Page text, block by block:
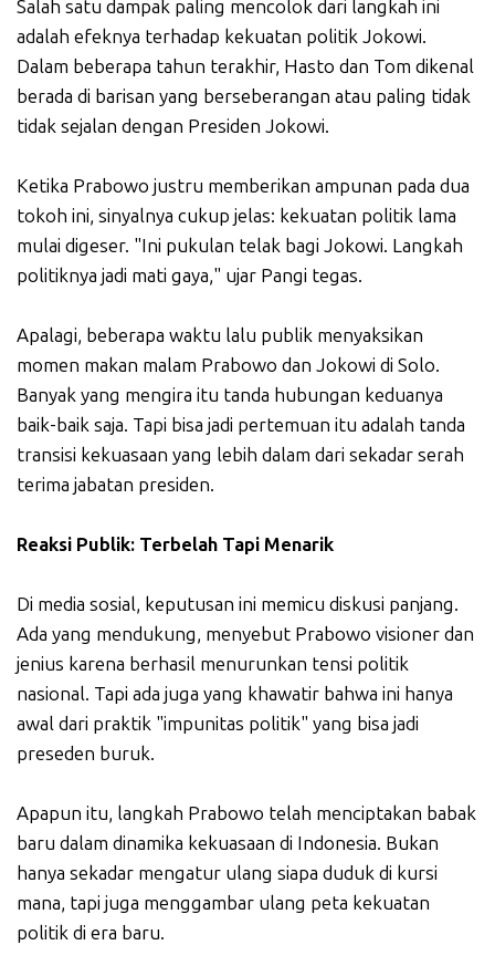
Salah satu dampak paling mencolok dari langkah ini
adalah efeknya terhadap kekuatan politik Jokowi.
Dalam beberapa tahun terakhir, Hasto dan Tom dikenal
berada di barisan yang berseberangan atau paling tidak
tidak sejalan dengan Presiden Jokowi.
Ketika Prabowo justru memberikan ampunan pada dua
tokoh ini, sinyalnya cukup jelas: kekuatan politik lama
mulai digeser. "Ini pukulan telak bagi Jokowi. Langkah
politiknya jadi mati gaya," ujar Pangi tegas.
Apalagi, beberapa waktu lalu publik menyaksikan
momen makan malam Prabowo dan Jokowi di Solo.
Banyak yang mengira itu tanda hubungan keduanya
baik-baik saja. Tapi bisa jadi pertemuan itu adalah tanda
transisi kekuasaan yang lebih dalam dari sekadar serah
terima jabatan presiden.
Reaksi Publik: Terbelah Tapi Menarik
Di media sosial, keputusan ini memicu diskusi panjang.
Ada yang mendukung, menyebut Prabowo visioner dan
jenius karena berhasil menurunkan tensi politik
nasional. Tapi ada juga yang khawatir bahwa ini hanya
awal dari praktik "impunitas politik" yang bisa jadi
preseden buruk.
Apapun itu, langkah Prabowo telah menciptakan babak
baru dalam dinamika kekuasaan di Indonesia. Bukan
hanya sekadar mengatur ulang siapa duduk di kursi
mana, tapi juga menggambar ulang peta kekuatan
politik di era baru.